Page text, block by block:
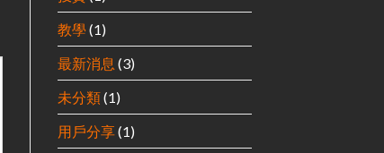
教學 (1)
最新消息 (3)
未分類(1)
用戶分享(1)